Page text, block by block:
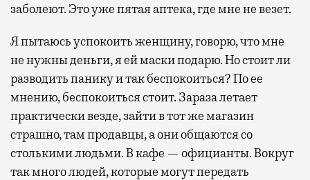
заболеют. Это уже пятая аптека, где мне не везет.
Я пытаюсь успокоить женщину, говорю, что мне
не нужны деньги, я ей маски подарю. Но стоит ли
разводить панику и так беспокоиться? По ее
мнению, беспокоиться стоит. Зараза летает
практически везде, зайти в тот же магазин
страшно, там продавцы, а они общаются со
столькими людьми. В кафе — официанты. Вокруг
так много людей, которые могут передать